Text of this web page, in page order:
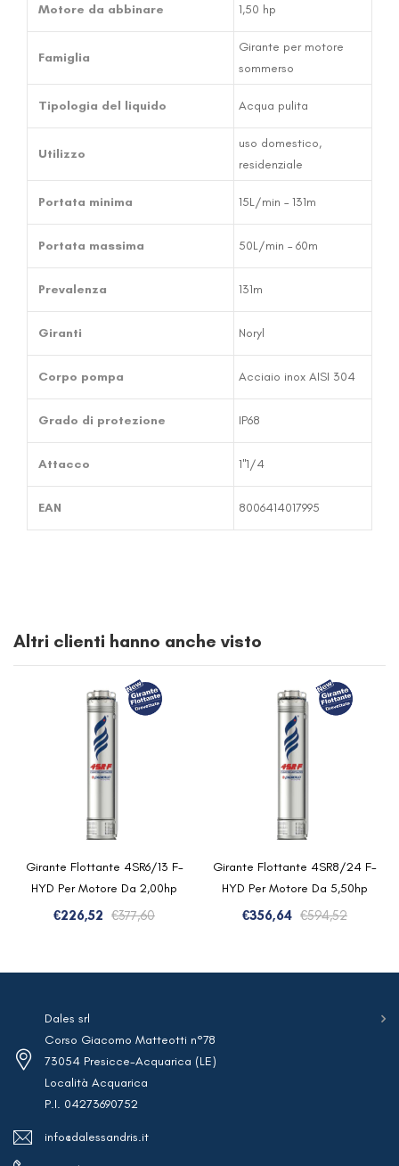
Motore da abbinare 1,50 hp
Famiglia
Girante per motore
sommerso
Tipologia del liquido Acqua pulita
Utilizzo
uso domestico,
residenziale
Portata minima 15L/min – 131m
Portata massima 50L/min – 60m
Prevalenza 131m
Giranti Noryl
Corpo pompa Acciaio inox AISI 304
Grado di protezione IP68
Attacco 1''1/4
EAN 8006414017995
Altri clienti hanno anche visto
Girante Flottante 4SR6/13 F-
HYD Per Motore Da 2,00hp
€377,60Il
€226,52
Il
Girante Flottante 4SR8/24 F-
HYD Per Motore Da 5,50hp
€594,52Il
€356,64
Il
Dales srl
Corso Giacomo Matteotti n°78
73054 Presicce-Acquarica (LE)
Località Acquarica
P.I. 04273690752
info@dalessandris.it